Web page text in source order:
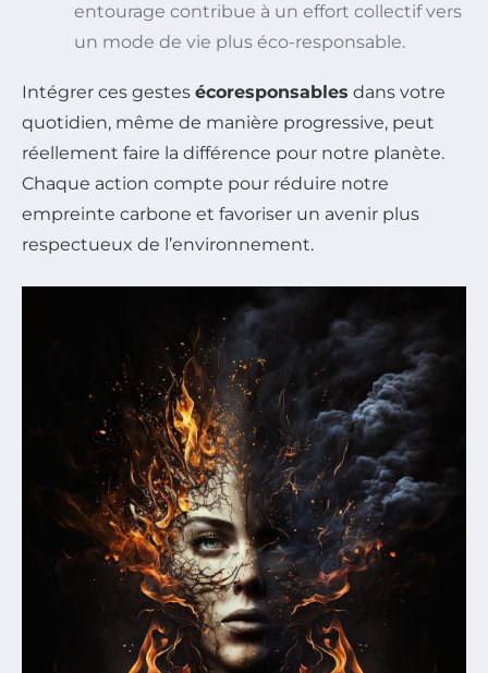
entourage contribue à un effort collectif vers
un mode de vie plus éco-responsable.
Intégrer ces gestes écoresponsables dans votre
quotidien, même de manière progressive, peut
réellement faire la différence pour notre planète.
Chaque action compte pour réduire notre
empreinte carbone et favoriser un avenir plus
respectueux de l’environnement.